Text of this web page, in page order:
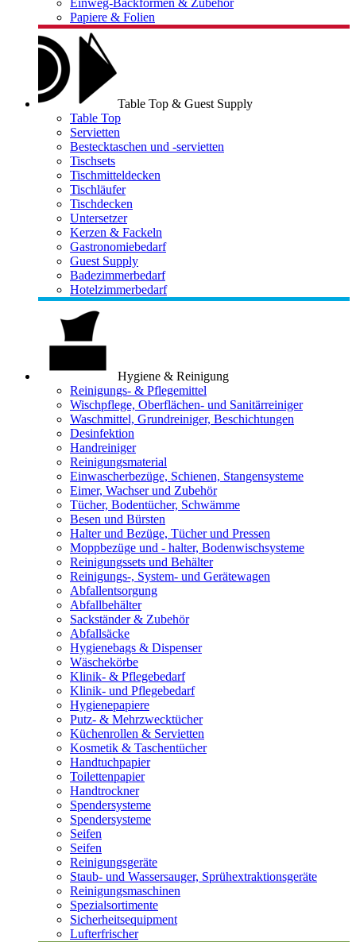
Einweg-Backformen & Zubehör
Papiere & Folien
Table Top & Guest Supply
Table Top
Servietten
Bestecktaschen und -servietten
Tischsets
Tischmitteldecken
Tischläufer
Tischdecken
Untersetzer
Kerzen & Fackeln
Gastronomiebedarf
Guest Supply
Badezimmerbedarf
Hotelzimmerbedarf
Hygiene & Reinigung
Reinigungs- & Pflegemittel
Wischpflege, Oberflächen- und Sanitärreiniger
Waschmittel, Grundreiniger, Beschichtungen
Desinfektion
Handreiniger
Reinigungsmaterial
Einwascherbezüge, Schienen, Stangensysteme
Eimer, Wachser und Zubehör
Tücher, Bodentücher, Schwämme
Besen und Bürsten
Halter und Bezüge, Tücher und Pressen
Moppbezüge und - halter, Bodenwischsysteme
Reinigungssets und Behälter
Reinigungs-, System- und Gerätewagen
Abfallentsorgung
Abfallbehälter
Sackständer & Zubehör
Abfallsäcke
Hygienebags & Dispenser
Wäschekörbe
Klinik- & Pflegebedarf
Klinik- und Pflegebedarf
Hygienepapiere
Putz- & Mehrzwecktücher
Küchenrollen & Servietten
Kosmetik & Taschentücher
Handtuchpapier
Toilettenpapier
Handtrockner
Spendersysteme
Spendersysteme
Seifen
Seifen
Reinigungsgeräte
Staub- und Wassersauger, Sprühextraktionsgeräte
Reinigungsmaschinen
Spezialsortimente
Sicherheitsequipment
Lufterfrischer